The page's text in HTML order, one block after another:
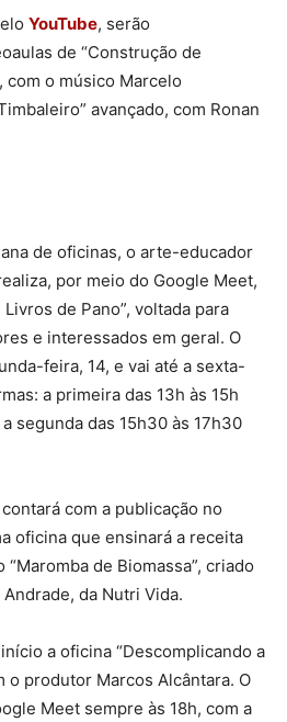
YouTube, serão
de “Construção de
com o músico Marcelo
avançado, com Ronan
de oficinas, o arte-educador
por meio do Google Meet,
de Pano”, voltada para
e interessados em geral. O
feira, 14, e vai até a sexta-
a primeira das 13h às 15h
a segunda das 15h30 às 17h30
com a publicação no
oficina que ensinará a receita
de Biomassa”, criado
da Nutri Vida.
a oficina “Descomplicando a
o produtor Marcos Alcântara. O
Meet sempre às 18h, com a